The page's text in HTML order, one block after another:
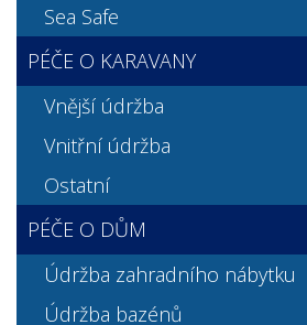
Sea Safe
PÉČE O KARAVANY
Vnější údržba
Vnitřní údržba
Ostatní
PÉČE O DŮM
Údržba zahradního nábytku
Údržba bazénů